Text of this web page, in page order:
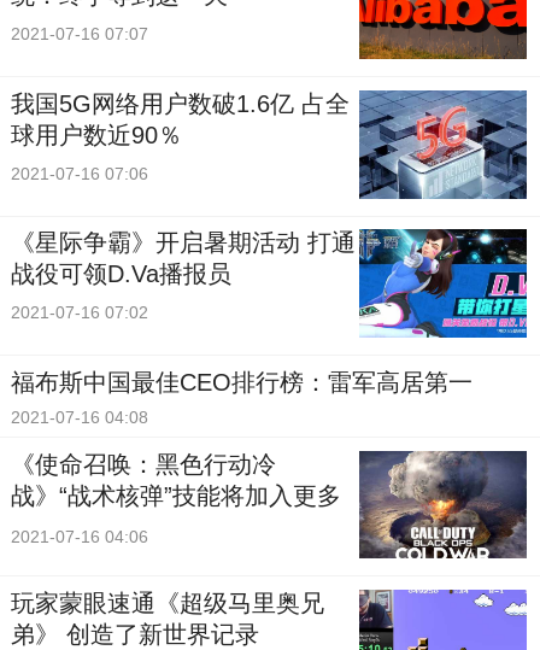
2021-07-16 07:07
我国5G网络用户数破1.6亿 占全
球用户数近90％
2021-07-16 07:06
《星际争霸》开启暑期活动 打通
战役可领D.Va播报员
2021-07-16 07:02
福布斯中国最佳CEO排行榜：雷军高居第一
2021-07-16 04:08
《使命召唤：黑色行动冷
战》“战术核弹”技能将加入更多
多人模式中
2021-07-16 04:06
玩家蒙眼速通《超级马里奥兄
弟》 创造了新世界记录